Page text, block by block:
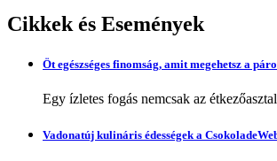
Cikkek és Események
Öt egészséges finomság, amit megehetsz a
Egy ízletes fogás nemcsak az
Vadonatúj kulináris édességek a